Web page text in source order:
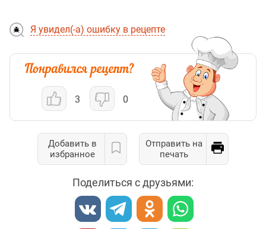
Я увидел(-а) ошибку в рецепте
3 0
Добавить в
избранное
Отправить на
печать
Поделиться с друзьями: